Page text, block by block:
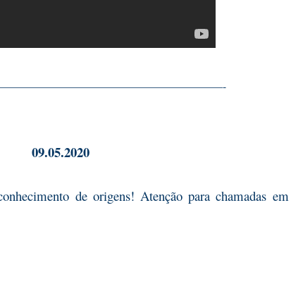
09.05.2020
de origens! Atenção para chamadas em